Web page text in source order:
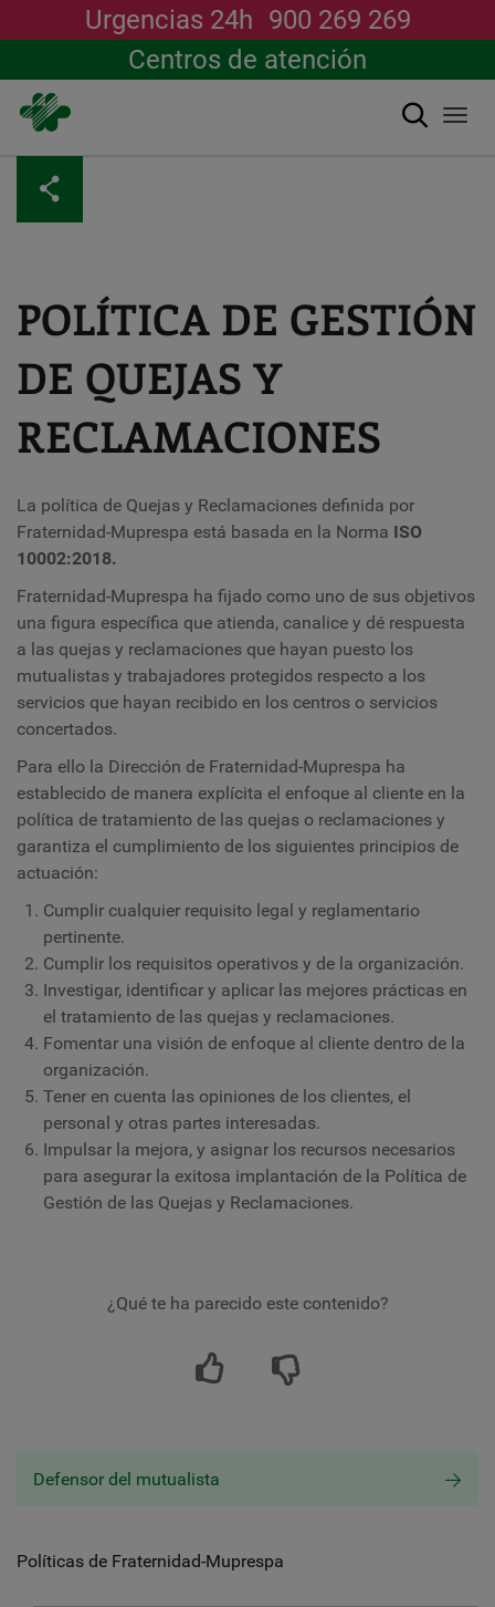
contenido
principal
Urgencias 24h 900 269 269
Centros de atención
Buscar
POLÍTICA DE GESTIÓN
DE QUEJAS Y
RECLAMACIONES
La política de Quejas y Reclamaciones definida por
Fraternidad-Muprespa está basada en la Norma ISO
10002:2018.
Fraternidad-Muprespa ha fijado como uno de sus objetivos
una figura específica que atienda, canalice y dé respuesta
a las quejas y reclamaciones que hayan puesto los
mutualistas y trabajadores protegidos respecto a los
servicios que hayan recibido en los centros o servicios
concertados.
Para ello la Dirección de Fraternidad-Muprespa ha
establecido de manera explícita el enfoque al cliente en la
política de tratamiento de las quejas o reclamaciones y
garantiza el cumplimiento de los siguientes principios de
actuación:
Cumplir cualquier requisito legal y reglamentario
pertinente.
Cumplir los requisitos operativos y de la organización.
Investigar, identificar y aplicar las mejores prácticas en
el tratamiento de las quejas y reclamaciones.
Fomentar una visión de enfoque al cliente dentro de la
organización.
Tener en cuenta las opiniones de los clientes, el
personal y otras partes interesadas.
Impulsar la mejora, y asignar los recursos necesarios
para asegurar la exitosa implantación de la Política de
Gestión de las Quejas y Reclamaciones.
¿Qué te ha parecido este contenido?
Defensor del mutualista
Políticas de Fraternidad-Muprespa